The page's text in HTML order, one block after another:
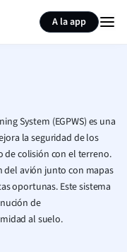
A la app
System (EGPWS) es una
la seguridad de los
de colisión con el terreno.
del avión junto con mapas
oportunas. Este sistema
de
al suelo.
Resumir página